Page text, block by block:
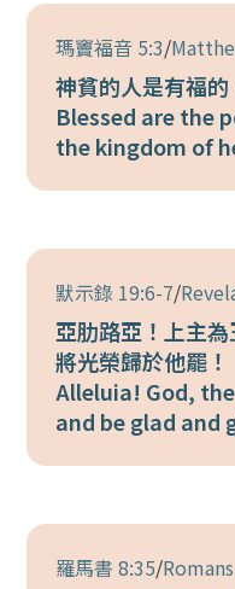
瑪竇福音 5:3/
神貧的人是有福的
Blessed are the
the kingdom of
默示錄 19:6-7/
亞肋路亞！上主為
將光榮歸於他罷！
Alleluia! God,
and be glad and
羅馬書 8:35/